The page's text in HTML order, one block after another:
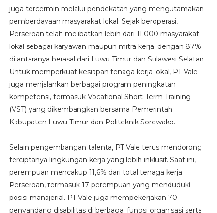
juga tercermin melalui pendekatan yang mengutamakan
pemberdayaan masyarakat lokal. Sejak beroperasi,
Perseroan telah melibatkan lebih dari 11.000 masyarakat
lokal sebagai karyawan maupun mitra kerja, dengan 87%
di antaranya berasal dari Luwu Timur dan Sulawesi Selatan.
Untuk memperkuat kesiapan tenaga kerja lokal, PT Vale
juga menjalankan berbagai program peningkatan
kompetensi, termasuk Vocational Short-Term Training
(VST) yang dikembangkan bersama Pemerintah
Kabupaten Luwu Timur dan Politeknik Sorowako.
Selain pengembangan talenta, PT Vale terus mendorong
terciptanya lingkungan kerja yang lebih inklusif. Saat ini,
perempuan mencakup 11,6% dari total tenaga kerja
Perseroan, termasuk 17 perempuan yang menduduki
posisi manajerial. PT Vale juga mempekerjakan 70
penyandang disabilitas di berbagai fungsi organisasi serta